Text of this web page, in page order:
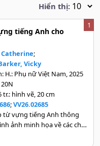
Hiển thị:
tiếng Anh cho
Catherine;
Vicky
H.: Phụ nữ Việt Nam, 2025
tr.: hình vẽ, 20 cm
;VV26.02685
từ vựng tiếng Anh thông
ảnh minh họa về các chủ
1